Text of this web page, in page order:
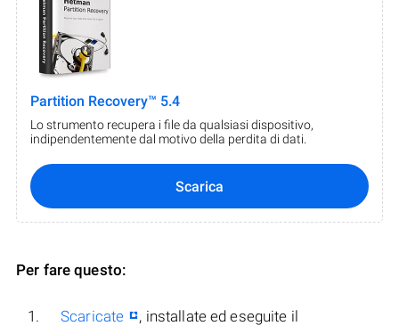
Partition Recovery™ 5.4
Lo strumento recupera i file da qualsiasi dispositivo,
indipendentemente dal motivo della perdita di dati.
Scarica
Per fare questo:
Scaricate
, installate ed eseguite il